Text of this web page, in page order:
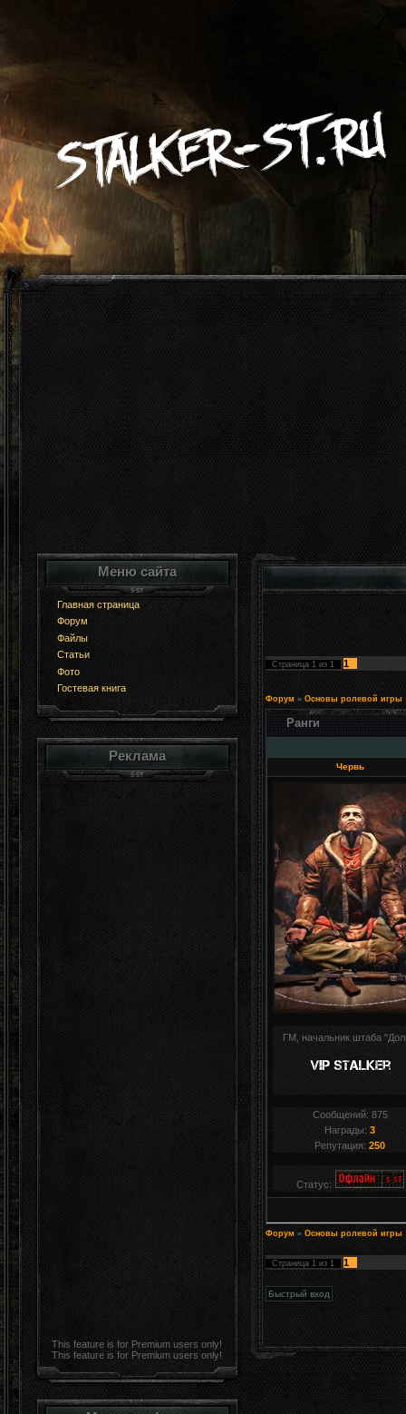
Меню сайта
Главная страница
Форум
Файлы
Статьи
Фото
Гостевая книга
Реклама
This feature is for Premium users only!
This feature is for Premium users only!
Страница 1 из 1 1
Форум » Основы ролевой игры
Ранги
Червь
ГМ, начальник штаба
Сообщений: 875
Награды:3
Репутация:250
Статус:
Форум » Основы ролевой игры
Страница 1 из 1 1